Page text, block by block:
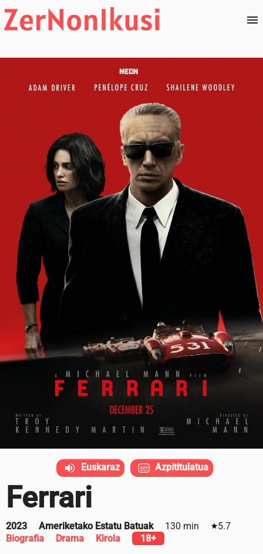
Ferrari
2023 Ameriketako Estatu Batuak 130 min
5.7
Biografia
Drama Kirola 18+
Euskaraz Azpititulatua